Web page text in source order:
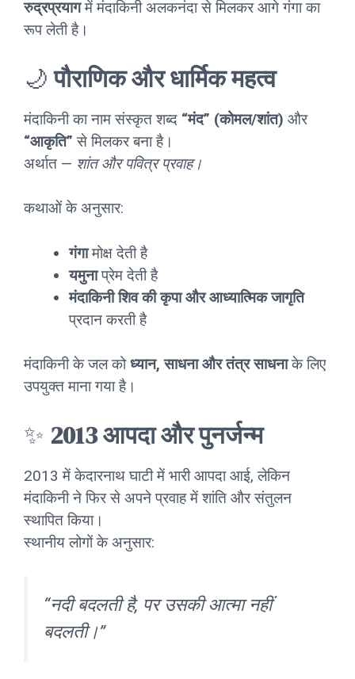
रुद्रप्रयागमें मंदाकिनी अलकनंदा से मिलकर आगे गंगा का
रूप लेती है।
🌙पौराणिक और धार्मिक महत्व
मंदाकिनी का नाम संस्कृत शब्द “मंद” (कोमल/शांत) और
“आकृति” से मिलकर बना है।
अर्थात — शांत और पवित्र प्रवाह।
कथाओं के अनुसार:
गंगामोक्ष देती है
यमुनाप्रेम देती है
मंदाकिनी शिव की कृपा और आध्यात्मिक जागृति
प्रदान करती है
मंदाकिनी के जल कोध्यान, साधना और तंत्र साधनाके लिए
उपयुक्त माना गया है।
✨ 2013 आपदा और पुनर्जन्म
2013 में केदारनाथ घाटी में भारी आपदा आई, लेकिन
मंदाकिनी ने फिर से अपने प्रवाह में शांति और संतुलन
स्थापित किया।
स्थानीय लोगों के अनुसार:
“नदी बदलती है, पर उसकी आत्मा नहीं
बदलती।”